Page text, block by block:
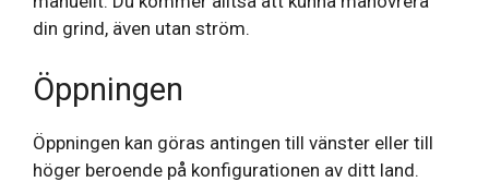
din grind, även utan ström.
Öppningen
Öppningen kan göras antingen till vänster eller till
höger beroende på konfigurationen av ditt land.